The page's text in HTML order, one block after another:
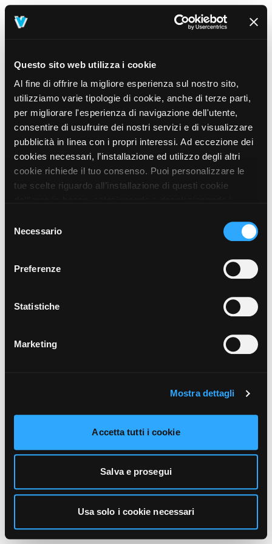
Questo sito web utilizza i cookie
Al fine di offrire la migliore esperienza sul nostro sito,
utilizziamo varie tipologie di cookie, anche di terze parti,
per migliorare l'esperienza di navigazione dell'utente,
consentire di usufruire dei nostri servizi e di visualizzare
pubblicità in linea con i propri interessi. Ad eccezione dei
cookies necessari, l’installazione ed utilizzo degli altri
cookie richiede il tuo consenso. Puoi personalizzare le
tue scelte riguardo all’installazione di questi cookie
prosegui” o decidere di accettare tutti i cookie, cliccando
sul pulsante “Accetta tutti i cookie”. Cliccando sul tasto
unicamente i cookie necessari alla navigazione. Per
funzionamento, puoi prendere visione dell’informativa
cliccando qui.
delNecessario
Preferenze
Statistiche
Marketing
Mostra dettagli
Accetta tutti i cookie
Salva e prosegui
Usa solo i cookie necessari
404